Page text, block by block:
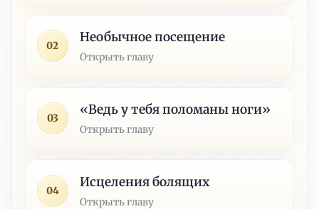
02
Необычное посещение
Открыть главу
03
«Ведь у тебя поломаны ноги»
Открыть главу
04
Исцеления болящих
Открыть главу